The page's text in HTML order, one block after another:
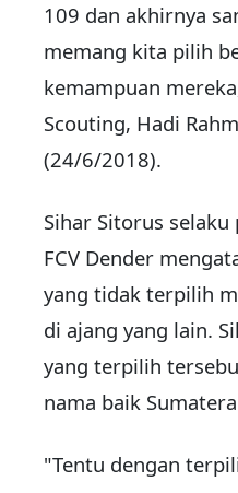
109 dan akhirnya
memang kita pilih
kemampuan
Scouting, Hadi
(24/6/2018).
Sihar Sitorus
FCV Dender
yang tidak terpilih
di ajang yang lain.
yang terpilih
nama baik
"Tentu dengan